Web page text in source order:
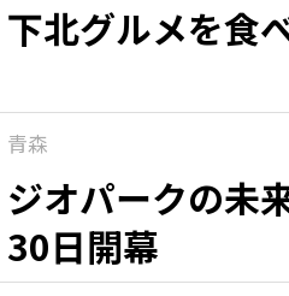
下北グルメを食
青森
ジオパークの未
30日開幕